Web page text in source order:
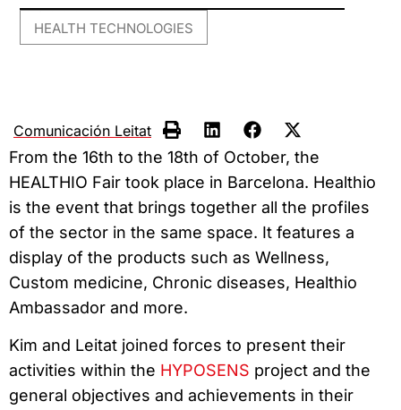
HEALTH TECHNOLOGIES
Comunicación Leitat
From the 16th to the 18th of October, the
HEALTHIO Fair took place in Barcelona. Healthio
is the event that brings together all the profiles
of the sector in the same space. It features a
display of the products such as Wellness,
Custom medicine, Chronic diseases, Healthio
Ambassador and more.
Kim and Leitat joined forces to present their
activities within the HYPOSENS project and the
general objectives and achievements in their